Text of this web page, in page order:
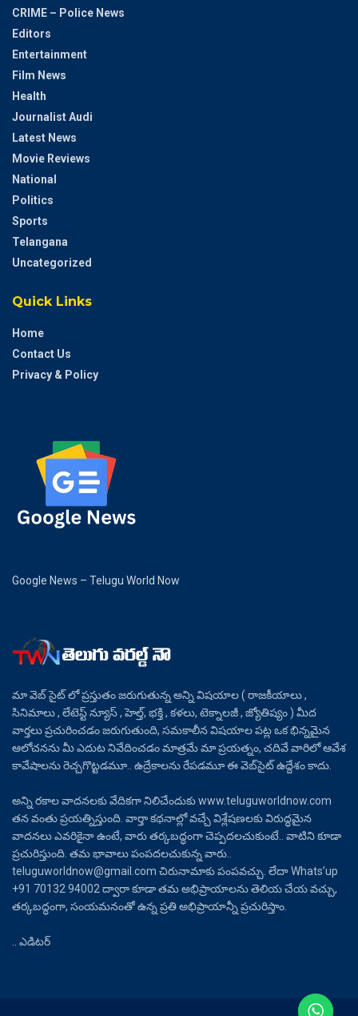
CRIME – Police News
Editors
Entertainment
Film News
Health
Journalist Audi
Latest News
Movie Reviews
National
Politics
Sports
Telangana
Uncategorized
Quick Links
Home
Contact Us
Privacy & Policy
Google News – Telugu World Now
మా వెబ్ సైట్ లో ప్రస్తుతం జరుగుతున్న అన్ని విషయాల ( రాజకీయాలు ,
సినిమాలు , లేటెస్ట్ న్యూస్ , హెల్త్, భక్తి , కళలు, టెక్నాలజీ , జ్యోతిష్యం ) మీద
వార్తలు ప్రచురించడం జరుగుతుంది, సమకాలీన విషయాల పట్ల ఒక భిన్నమైన
ఆలోచనను మీ ఎదుట నివేదించడం మాత్రమే మా ప్రయత్నం, చదివే వారిలో ఆవేశ
కావేషాలను రెచ్చగొట్టడమూ.. ఉద్రేకాలను రేపడమూ ఈ వెబ్‌సైట్ ఉద్దేశం కాదు.
అన్ని రకాల వాదనలకు వేదికగా నిలిచేందుకు www.teluguworldnow.com
తన వంతు ప్రయత్నిస్తుంది. వార్తా కథనాల్లో వచ్చే విశ్లేషణలకు విరుద్ధమైన
వాదనలు ఎవరికైనా ఉంటే, వారు తర్కబద్ధంగా చెప్పదలచుకుంటే.. వాటిని కూడా
ప్రచురిస్తుంది. తమ భావాలు పంపదలచుకున్న వారు..
teluguworldnow@gmail.com చిరునామాకు పంపవచ్చు. లేదా Whats’up
+91 70132 94002 ద్వారా కూడా తమ అభిప్రాయాలను తెలియ చేయ వచ్చు,
తర్కబద్ధంగా, సంయమనంతో ఉన్న ప్రతి అభిప్రాయాన్నీ ప్రచురిస్తాం.
.. ఎడిటర్